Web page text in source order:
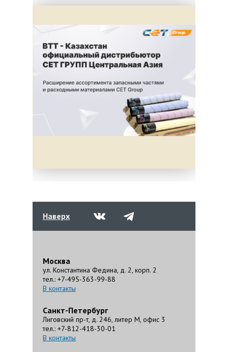
Наверх
Москва
ул. Константина Федина, д. 2, корп. 2
тел.: +7-495-363-99-88
В контакты
Санкт-Петербург
Лиговский пр-т, д. 246, литер М, офис 3
тел.: +7-812-418-30-01
В контакты